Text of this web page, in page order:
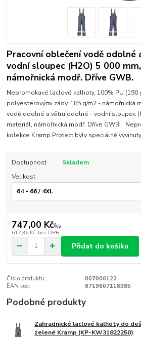
Pracovní oblečení vodě odolné
vodní sloupec (H2O) 5 000
námořnická modř. Dříve GWB.
Nepromokavé laclové kalhoty, 100% PU (190
polyesterovými zády, 185 g/m2 - námořnická
vodě odolné a větru odolné - vodní sloupec
materiál, námořnická modř. Dříve GWB.
kolekce Kramp Protect byly speciálně
Dostupnost
Skladem
Velikost
747,00 Kč/ks
617,36 Kč bez DPH
Přidat do košíku
Číslo produktu:
007000122
EAN kód:
8719607118385
Podobné produkty
Zahradnické laclové kalhoty do
zelené Kramp (KP-KW31822250)